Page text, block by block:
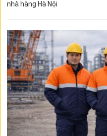
nhà hàng Hà Nội